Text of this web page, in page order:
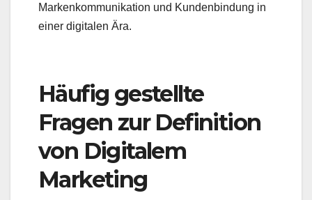
Markenkommunikation und Kundenbindung in
einer digitalen Ära.
Häufig gestellte
Fragen zur Definition
von Digitalem
Marketing